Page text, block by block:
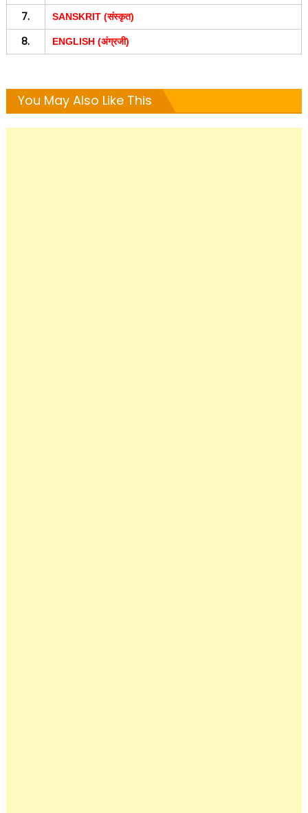
7. SANSKRIT (संस्कृत)
8. ENGLISH (अंग्रजी)
You May Also Like This